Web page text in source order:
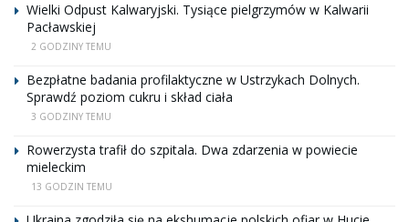
Wielki Odpust Kalwaryjski. Tysiące pielgrzymów w Kalwarii
Pacławskiej
2 GODZINY TEMU
Bezpłatne badania profilaktyczne w Ustrzykach Dolnych.
Sprawdź poziom cukru i skład ciała
3 GODZINY TEMU
Rowerzysta trafił do szpitala. Dwa zdarzenia w powiecie
mieleckim
13 GODZIN TEMU